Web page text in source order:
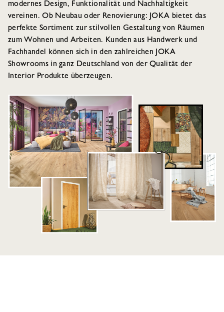
modernes Design, Funktionalität und Nachhaltigkeit
vereinen. Ob Neubau oder Renovierung: JOKA bietet das
perfekte Sortiment zur stilvollen Gestaltung von Räumen
zum Wohnen und Arbeiten. Kunden aus Handwerk und
Fachhandel können sich in den zahlreichen JOKA
Showrooms in ganz Deutschland von der Qualität der
Interior Produkte überzeugen.